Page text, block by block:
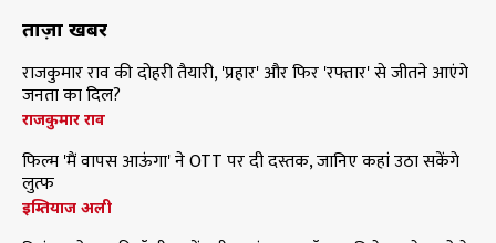
ताज़ा खबरें
राजकुमार राव की दोहरी तैयारी, 'प्रहार' और फिर 'रफ्तार' से जीतने आएंगे
जनता का दिल?
राजकुमार राव
फिल्म 'मैं वापस आऊंगा' ने OTT पर दी दस्तक, जानिए कहां उठा सकेंगे
लुत्फ
इम्तियाज अली